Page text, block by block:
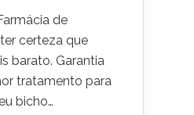
de
certeza que
barato. Garantia
tratamento para
bicho…